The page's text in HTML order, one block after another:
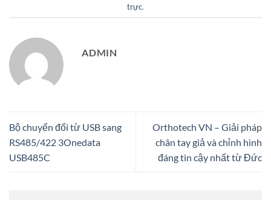
trực.
ADMIN
Bộ chuyển đổi từ USB sang
RS485/422 3Onedata
USB485C
Orthotech VN – Giải pháp
chân tay giả và chỉnh hình
đáng tin cậy nhất từ Đức